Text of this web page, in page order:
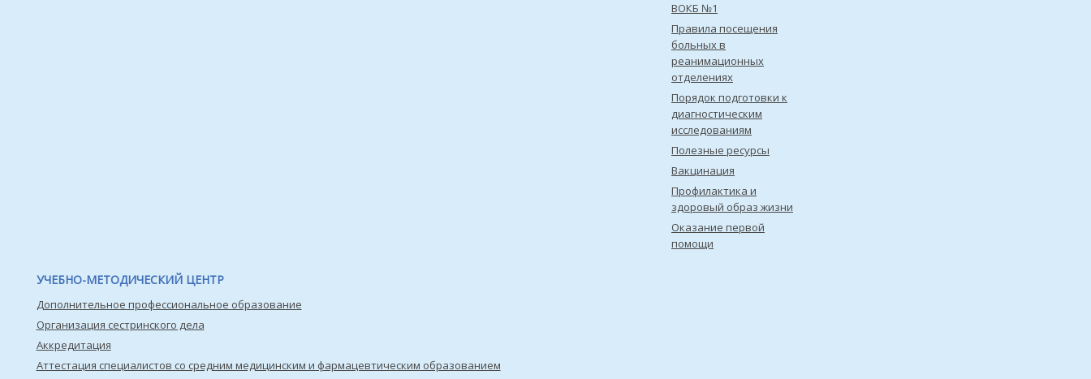
ВОКБ №1
Правила посещения
больных в
реанимационных
отделениях
Порядок подготовки к
диагностическим
исследованиям
Полезные ресурсы
Вакцинация
Профилактика и
здоровый образ жизни
Оказание первой
помощи
УЧЕБНО-МЕТОДИЧЕСКИЙ ЦЕНТР
Дополнительное профессиональное образование
Организация сестринского дела
Аккредитация
Аттестация специалистов со средним медицинским и фармацевтическим образованием